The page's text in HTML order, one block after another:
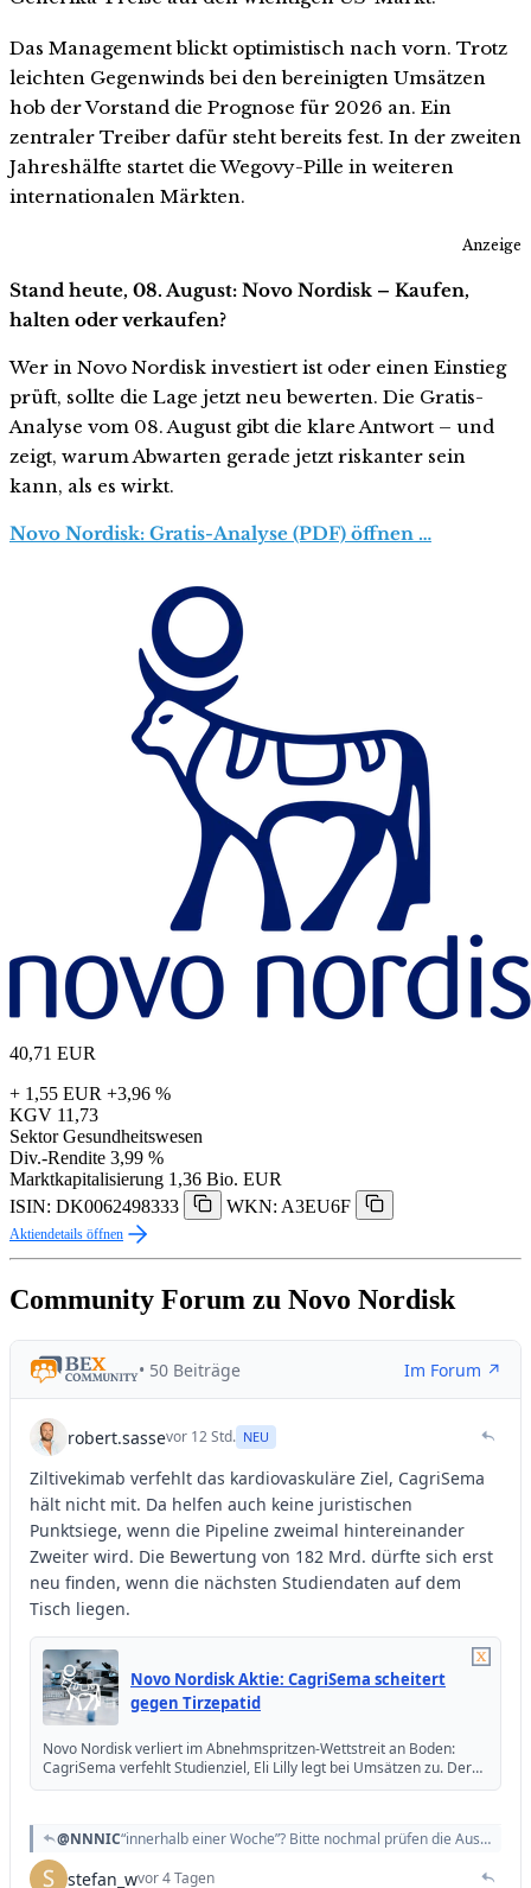
Das Management blickt optimistisch nach vorn. Trotz
leichten Gegenwinds bei den bereinigten Umsätzen
hob der Vorstand die Prognose für 2026 an. Ein
zentraler Treiber dafür steht bereits fest. In der zweiten
Jahreshälfte startet die Wegovy-Pille in weiteren
internationalen Märkten.
Anzeige
Stand heute, 08. August: Novo Nordisk – Kaufen,
halten oder verkaufen?
Wer in Novo Nordisk investiert ist oder einen Einstieg
prüft, sollte die Lage jetzt neu bewerten. Die Gratis-
Analyse vom 08. August gibt die klare Antwort – und
zeigt, warum Abwarten gerade jetzt riskanter sein
kann, als es wirkt.
Novo Nordisk: Gratis-Analyse (PDF) öffnen …
40,71 EUR
+ 1,55 EUR +3,96 %
KGV 11,73
Sektor Gesundheitswesen
Div.-Rendite 3,99 %
Marktkapitalisierung 1,36 Bio. EUR
ISIN: DK0062498333
WKN: A3EU6F
Aktiendetails öffnen
Community Forum zu Novo Nordisk